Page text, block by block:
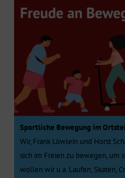
Sportliche Bewegung im
Wir, Frank Löwlein und Horst
sich im Freien zu bewegen, um
wollen wir u.a. Laufen, Skaten,